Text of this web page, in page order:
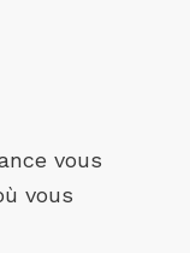
vous
vous